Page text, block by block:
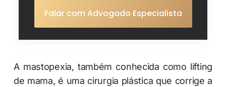
Falar com Advogado Especialista
A mastopexia, também conhecida como lifting
de mama, é uma cirurgia plástica que corrige a